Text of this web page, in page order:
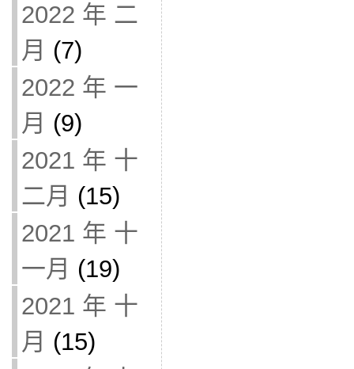
2022 年 二
月 (7)
2022 年 一
月 (9)
2021 年 十
二月 (15)
2021 年 十
一月 (19)
2021 年 十
月 (15)